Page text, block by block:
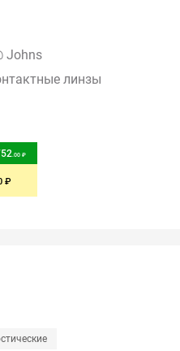
Johns
линзы
.00